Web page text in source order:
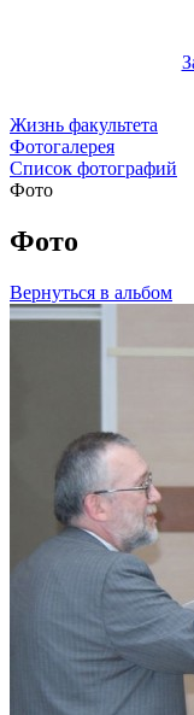
Жизнь факультета
Фотогалерея
Список фотографий
Фото
Фото
Вернуться в альбом